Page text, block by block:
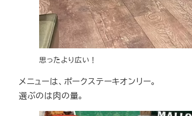
思ったより広い！
メニューは、ポークステーキオンリー。
選ぶのは肉の量。